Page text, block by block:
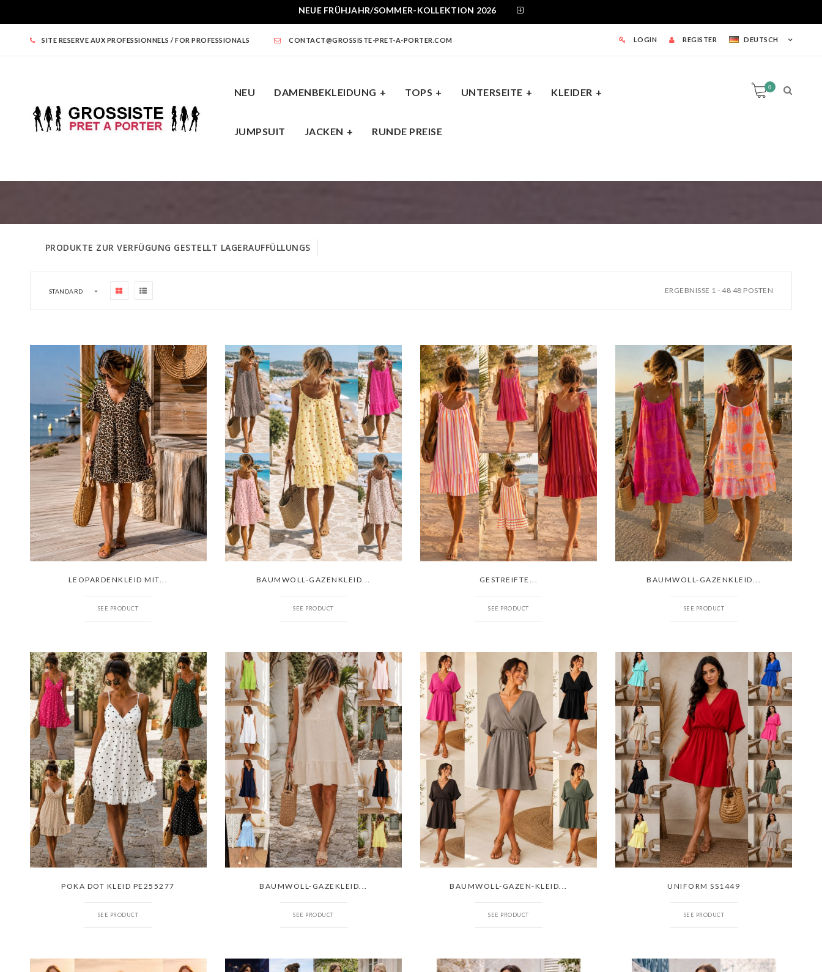
NEUE FRÜHJAHR/SOMMER-KOLLEKTION 2026
SITE RESERVE AUX PROFESSIONNELS / FOR PROFESSIONALS CONTACT@GROSSISTE-PRET-A-PORTER.COM LOGIN REGISTER DEUTSCH
NEU DAMENBEKLEIDUNG TOPS UNTERSEITE KLEIDER
JUMPSUIT JACKEN RUNDE PREISE
0
RUNDE PREISE
PRODUKTE ZUR VERFÜGUNG GESTELLT LAGERAUFFÜLLUNGS
STANDARD ERGEBNISSE 1 - 48 48 POSTEN
LEOPARDENKLEID MIT...
SEE PRODUCT
BAUMWOLL-GAZENKLEID...
SEE PRODUCT
GESTREIFTE...
SEE PRODUCT
BAUMWOLL-GAZENKLEID...
SEE PRODUCT
POKA DOT KLEID PE255277
SEE PRODUCT
BAUMWOLL-GAZEKLEID...
SEE PRODUCT
BAUMWOLL-GAZEN-KLEID...
SEE PRODUCT
UNIFORM SS1449
SEE PRODUCT